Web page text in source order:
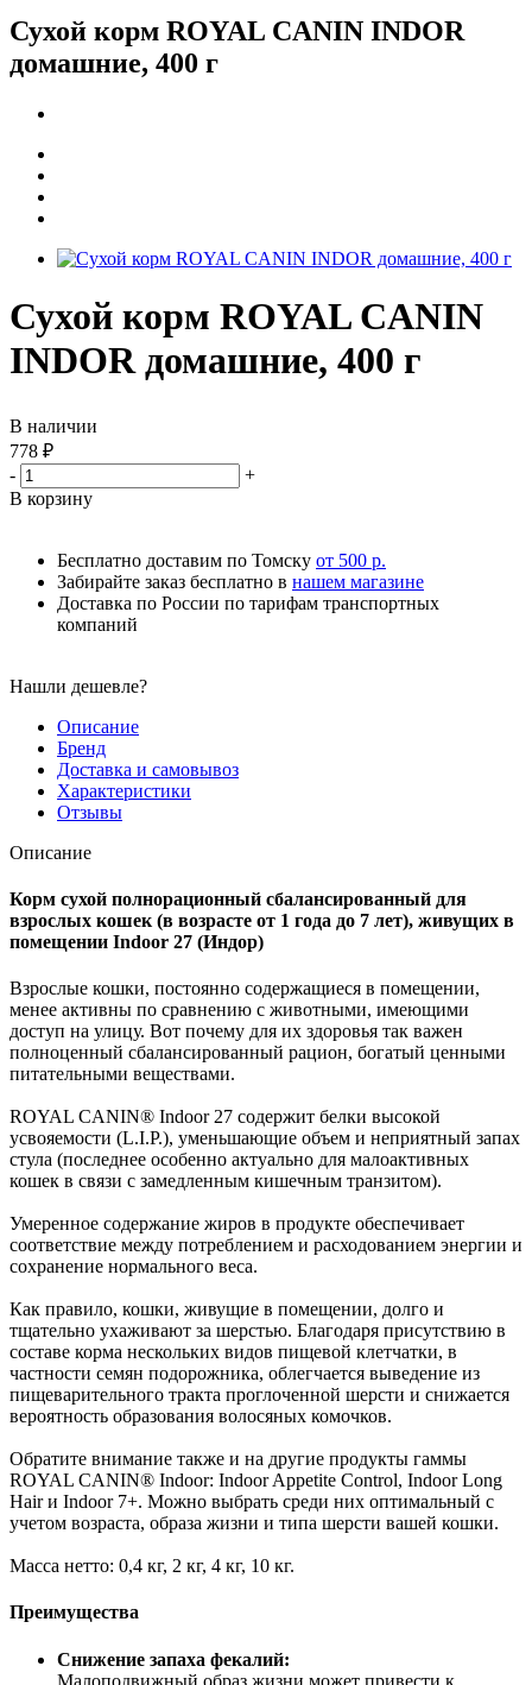
Сухой корм ROYAL CANIN INDOR
домашние, 400 г
Сухой корм ROYAL CANIN
INDOR домашние, 400 г
В наличии
778 ₽
-
+
В корзину
Бесплатно доставим по Томску от 500 р.
Забирайте заказ бесплатно в нашем магазине
Доставка по России по тарифам транспортных
компаний
Нашли дешевле?
Описание
Бренд
Доставка и самовывоз
Характеристики
Отзывы
Описание
Корм сухой полнорационный сбалансированный для
взрослых кошек (в возрасте от 1 года до 7 лет), живущих в
помещении Indoor 27 (Индор)
Взрослые кошки, постоянно содержащиеся в помещении,
менее активны по сравнению с животными, имеющими
доступ на улицу. Вот почему для их здоровья так важен
полноценный сбалансированный рацион, богатый ценными
питательными веществами.
ROYAL CANIN® Indoor 27 содержит белки высокой
усвояемости (L.I.P.), уменьшающие объем и неприятный запах
стула (последнее особенно актуально для малоактивных
кошек в связи с замедленным кишечным транзитом).
Умеренное содержание жиров в продукте обеспечивает
соответствие между потреблением и расходованием энергии и
сохранение нормального веса.
Как правило, кошки, живущие в помещении, долго и
тщательно ухаживают за шерстью. Благодаря присутствию в
составе корма нескольких видов пищевой клетчатки, в
частности семян подорожника, облегчается выведение из
пищеварительного тракта проглоченной шерсти и снижается
вероятность образования волосяных комочков.
Обратите внимание также и на другие продукты гаммы
ROYAL CANIN® Indoor: Indoor Appetite Control, Indoor Long
Hair и Indoor 7+. Можно выбрать среди них оптимальный с
учетом возраста, образа жизни и типа шерсти вашей кошки.
Масса нетто: 0,4 кг, 2 кг, 4 кг, 10 кг.
Преимущества
Снижение запаха фекалий:
Малоподвижный образ жизни может привести к